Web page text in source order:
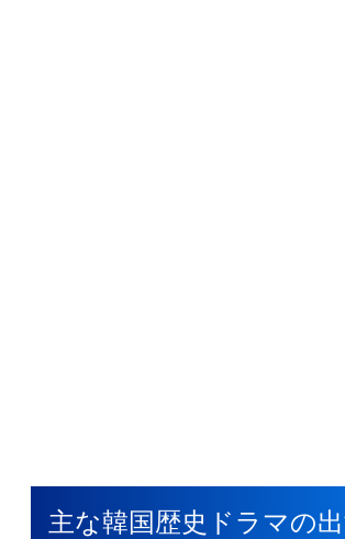
主な韓国歴史ドラマの